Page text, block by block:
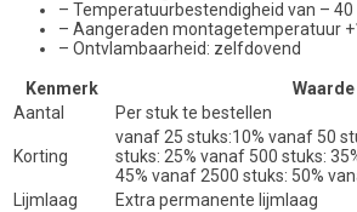
– Temperatuurbestendigheid van – 40
– Aangeraden montagetemperatuur
– Ontvlambaarheid: zelfdovend
Kenmerk
Waarde
Aantal
Per stuk te bestellen
Korting
vanaf 25 stuks:10% vanaf 50
stuks: 25% vanaf 500 stuks:
45% vanaf 2500 stuks: 50%
Lijmlaag
Extra permanente lijmlaag